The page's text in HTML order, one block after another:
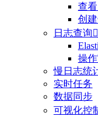
查
创
日志查询
操
慢日志统
实时任务
数据同步
可视化控